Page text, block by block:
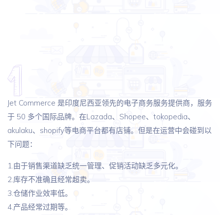
Jet Commerce 是印度尼西亚领先的电子商务服务提供商，服务
于 50 多个国际品牌。在Lazada、Shopee、tokopedia、
akulaku、shopify等电商平台都有店铺。但是在运营中会碰到以
下问题：
1.由于销售渠道缺乏统一管理、促销活动缺乏多元化。
2.库存不准确且经常超卖。
3.仓储作业效率低。
4.产品经常过期等。